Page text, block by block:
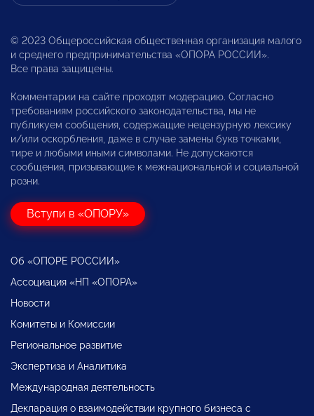
© 2023 Общероссийская общественная организация малого
и среднего предпринимательства «ОПОРА РОССИИ».
Все права защищены.
Комментарии на сайте проходят модерацию. Согласно
требованиям российского законодательства, мы не
публикуем сообщения, содержащие нецензурную лексику
и/или оскорбления, даже в случае замены букв точками,
тире и любыми иными символами. Не допускаются
сообщения, призывающие к межнациональной и социальной
розни.
Вступи в «ОПОРУ»
Об «ОПОРЕ РОССИИ»
Ассоциация «НП «ОПОРА»
Новости
Комитеты и Комиссии
Региональное развитие
Экспертиза и Аналитика
Международная деятельность
Декларация о взаимодействии крупного бизнеса с